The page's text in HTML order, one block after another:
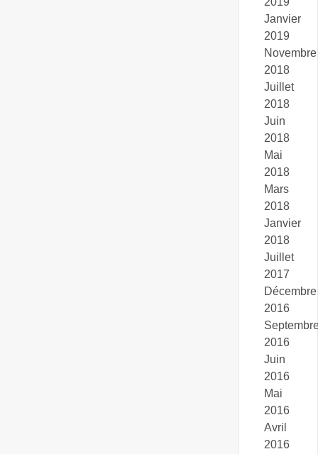
Janvier
2019
Novembre
2018
Juillet
2018
Juin
2018
Mai
2018
Mars
2018
Janvier
2018
Juillet
2017
Décembre
2016
2016
Juin
2016
Mai
2016
Avril
2016